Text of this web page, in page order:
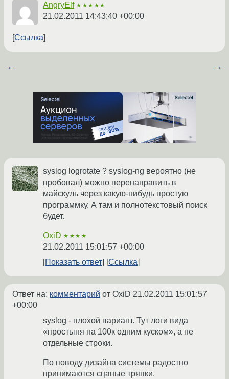
AngryElf ★★★★★
21.02.2011 14:43:40 +00:00
Ссылка
← →
syslog logrotate ? syslog-ng вероятно (не
пробовал) можно перенаправить в
майскуль через какую-нибудь простую
программку. А там и полнотекстовый поиск
будет.
OxiD ★★★★
21.02.2011 15:01:57 +00:00
Показать ответ
Ссылка
Ответ на: комментарий от OxiD 21.02.2011 15:01:57
+00:00
syslog - плохой вариант. Тут логи вида
«простыня на 100к одним куском», а не
отдельные строки.
По поводу дизайна системы радостно
принимаются сцаные тряпки.